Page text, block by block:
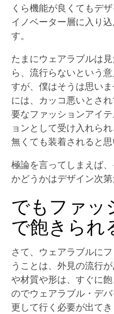
くら機能が良くてもデ
イノベーター層に入り
す。
たまにウェアラブルは
ら、流行らないという
すが、僕はそうは思い
には、カッコ悪いとさ
要なファッションアイ
ョンとして受け入れら
無くても装着されると思
極論を言ってしまえば
かどうかはデザイン次第
でもファッ
で飽きられ
さて、ウェアラブルに
うことは、外見の流行
や材質や形は、すぐに
のでウェアラブル・デ
更して行く必要が出て